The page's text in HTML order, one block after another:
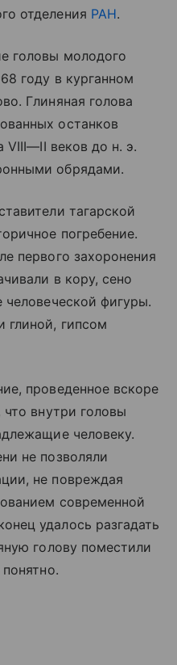
отделения РАН.
головы молодого
году в курганном
Глиняная голова
останков
VIII—II веков до н. э.
обрядами.
тагарской
погребение.
первого захоронения
в кору, сено
человеческой фигуры.
глиной, гипсом
проведенное вскоре
что внутри головы
человеку.
не позволяли
не повреждая
современной
удалось разгадать
голову поместили